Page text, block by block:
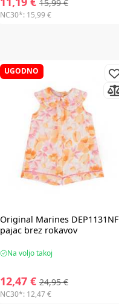
15,99 €
NC30*: 15,99 €
UGODNO
Original MarinesDEP1131NF
pajac brez rokavov
Na voljo takoj
12,47 € 24,95 €
NC30*: 12,47 €